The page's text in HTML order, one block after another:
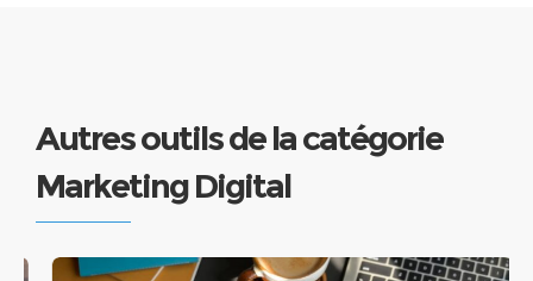
Autres outils de la catégorie
Marketing Digital